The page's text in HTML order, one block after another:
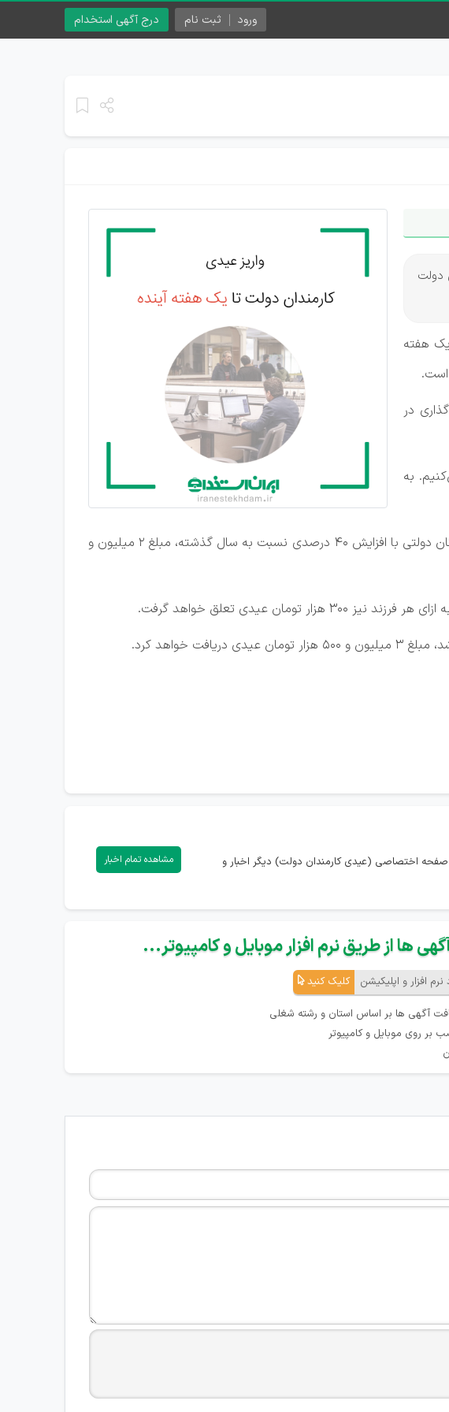
درج آگهی استخدام ورود ثبت نام
دولت
هفته
است.
تومان سرمایه‌گذاری در
به
شایان ذکر است در جلسه ۱۵ بهمن هیأت وزیران، حداقل عیدی یا پاداش آخر سال کارمندان و بازنشستگان دولتی با افزایش ۴۰ درصدی نسبت به سال گذشته، مبلغ ۲ میلیون و
کرد.
صفحه اختصاصی (عیدی کارمندان دولت) دیگر اخبار و
مشاهده تمام اخبار
ها از طریق نرم افزار موبایل و کامپیوتر...
افزار و اپلیکیشن کلیک کنید
آگهی ها بر اساس استان و رشته شغلی
بر روی موبایل و کامپیوتر